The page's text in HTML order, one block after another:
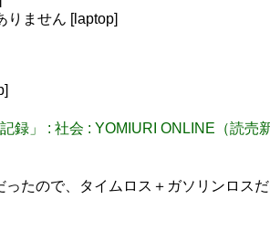
りません [laptop]
録」 : 社会 : YOMIURI ONLINE（読売
たので、タイムロス＋ガソリンロス